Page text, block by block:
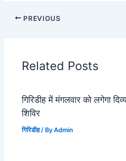
PREVIOUS
Related Posts
गिरिडीह में मंगलवार को लगेगा
शिविर
गिरिडीह/ ByAdmin